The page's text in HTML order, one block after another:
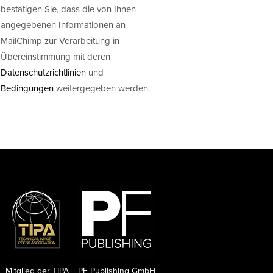
bestätigen Sie, dass die von Ihnen
angegebenen Informationen an
MailChimp zur Verarbeitung in
Übereinstimmung mit deren
Datenschutzrichtlinien und
Bedingungenweitergegeben werden.
PF Publishing GmbH
Mitglied der TIPA